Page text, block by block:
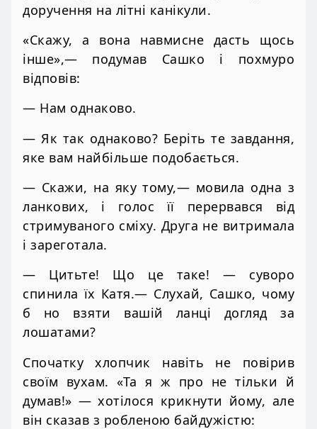
доручення на літні канікули.
«Скажу, а вона навмисне дасть щось
інше»,— подумав Сашко і похмуро
відповів:
— Нам однаково.
— Як так однаково? Беріть те завдання,
яке вам найбільше подобається.
— Скажи, на яку тому,— мовила одна з
ланкових, і голос її перервався від
стримуваного сміху. Друга не витримала
і зареготала.
— Цитьте! Що це таке! — суворо
спинила їх Катя.— Слухай, Сашко, чому
б но взяти вашій ланці догляд за
лошатами?
Спочатку хлопчик навіть не повірив
своїм вухам. «Та я ж про не тільки й
думав!» — хотілося крикнути йому, але
він сказав з робленою байдужістю: